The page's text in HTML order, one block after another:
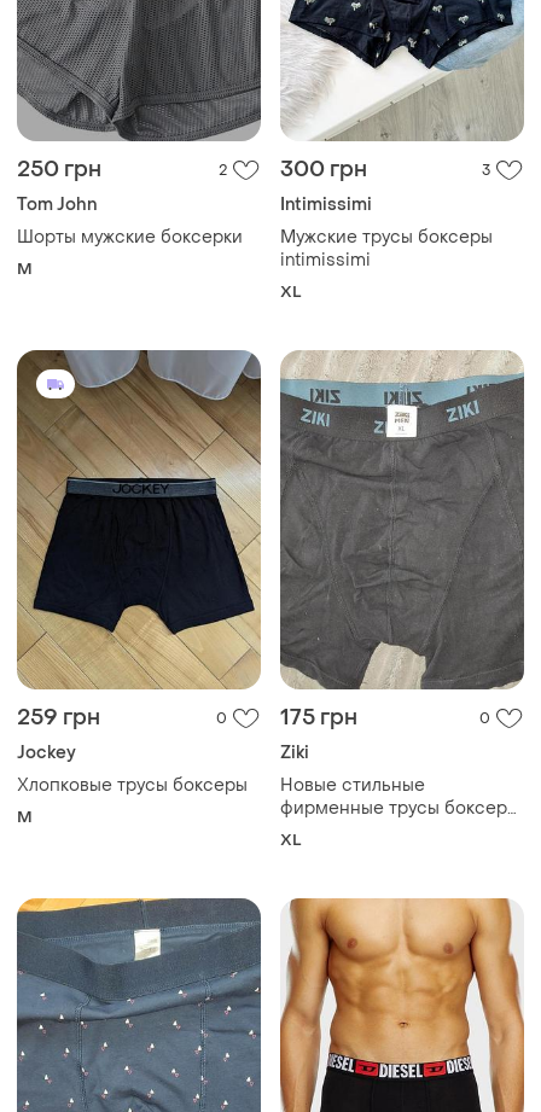
250 грн 2
Tom John
Шорты мужские боксерки
M
300 грн 3
Intimissimi
Мужские трусы боксеры
intimissimi
XL
259 грн 0
Jockey
Хлопковые трусы боксеры
M
175 грн 0
Ziki
Новые стильные
фирменные трусы боксеры
ziki.хл
XL